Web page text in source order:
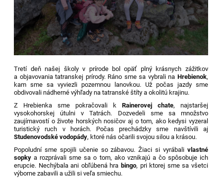
Tretí deň našej školy v prírode bol opäť plný krásnych zážitkov
a objavovania tatranskej prírody. Ráno sme sa vybrali na Hrebienok,
kam sme sa vyviezli pozemnou lanovkou. Už počas jazdy sme
obdivovali nádherné výhľady na tatranské štíty a okolitú krajinu.
Z Hrebienka sme pokračovali k Rainerovej chate, najstaršej
vysokohorskej útulni v Tatrách. Dozvedeli sme sa množstvo
zaujímavostí o živote horských nosičov aj o tom, ako kedysi vyzeral
turistický ruch v horách. Počas prechádzky sme navštívili aj
Studenovodské vodopády, ktoré nás očarili svojou silou a krásou.
Popoludní sme spojili učenie so zábavou. Žiaci si vyrábali vlastné
sopky a rozprávali sme sa o tom, ako vznikajú a čo spôsobuje ich
erupcie. Nechýbala ani obľúbená hra bingo, pri ktorej sme sa všetci
výborne zabavili a užili si veľa smiechu.